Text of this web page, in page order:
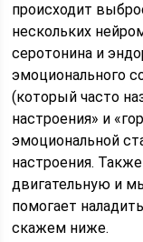
происходит
нескольких
серотонина и
эмоционального
(который часто
настроения» и
эмоциональной
настроения.
двигательную и
помогает
скажем ниже.